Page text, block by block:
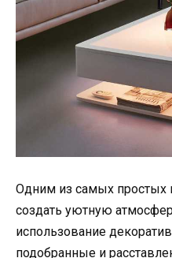
Одним из самых простых
создать уютную
использование
подобранные и